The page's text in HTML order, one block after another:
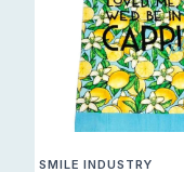
SMILE INDUSTRY